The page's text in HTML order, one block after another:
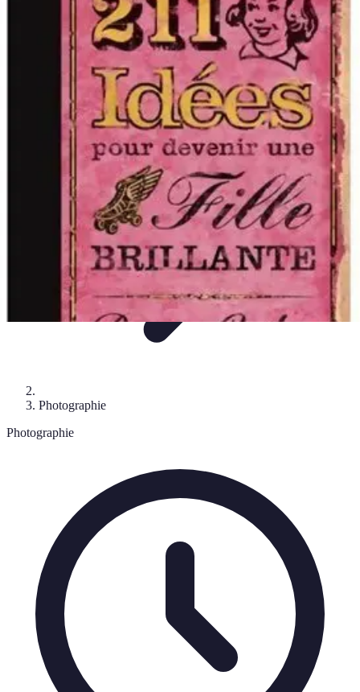
Fun Sur Smartphone
tendancesJeuxTrucs et Astuces
Fun Sur Smartphone
Photographie
Photographie